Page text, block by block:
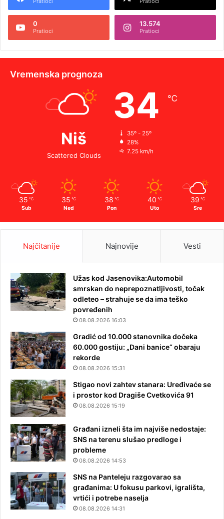
0
Pratioci
13.574
Pratioci
Vremenska prognoza
Niš
Scattered Clouds
34 ℃
35º - 25º
28%
7.25 km/h
35 ℃
Sub
35 ℃
Ned
38 ℃
Pon
40 ℃
Uto
39 ℃
Sre
Najčitanije Najnovije Vesti
Užas kod Jasenovika:Automobil
smrskan do neprepoznatljivosti, točak
odleteo – strahuje se da ima teško
povređenih
08.08.2026 16:03
Gradić od 10.000 stanovnika dočeka
60.000 gostiju: „Dani banice“ obaraju
rekorde
08.08.2026 15:31
Stigao novi zahtev stanara: Uređivaće se
i prostor kod Dragiše Cvetkovića 91
08.08.2026 15:19
Građani izneli šta im najviše nedostaje:
SNS na terenu slušao predloge i
probleme
08.08.2026 14:53
SNS na Panteleju razgovarao sa
građanima: U fokusu parkovi, igrališta,
vrtići i potrebe naselja
08.08.2026 14:31